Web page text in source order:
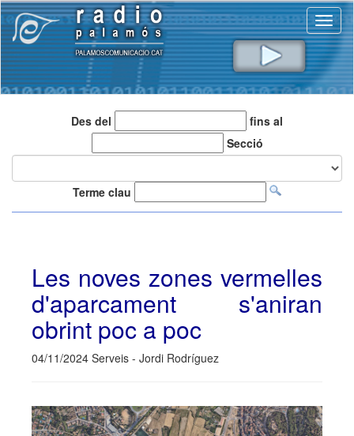
Des del
fins al
Secció
Terme clau
Les noves zones vermelles
d'aparcament s'aniran
obrint poc a poc
04/11/2024 Serveis - Jordi Rodríguez